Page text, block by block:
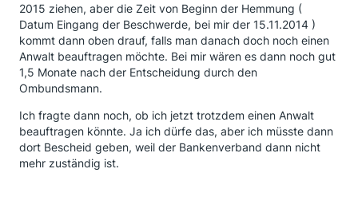
2015 ziehen, aber die Zeit von Beginn der Hemmung (
Datum Eingang der Beschwerde, bei mir der 15.11.2014 )
kommt dann oben drauf, falls man danach doch noch einen
Anwalt beauftragen möchte. Bei mir wären es dann noch gut
1,5 Monate nach der Entscheidung durch den
Ombundsmann.
Ich fragte dann noch, ob ich jetzt trotzdem einen Anwalt
beauftragen könnte. Ja ich dürfe das, aber ich müsste dann
dort Bescheid geben, weil der Bankenverband dann nicht
mehr zuständig ist.